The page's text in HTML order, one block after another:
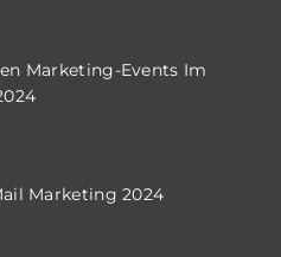
Marketing-Events Im
Marketing 2024